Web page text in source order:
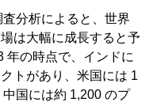
分析によると、世界
は大幅に成長すると予
年の時点で、インドに
トがあり、米国には 1
国には約 1,200 のプ